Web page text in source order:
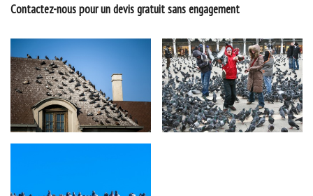
Contactez-nous pour un devis gratuit sans engagement